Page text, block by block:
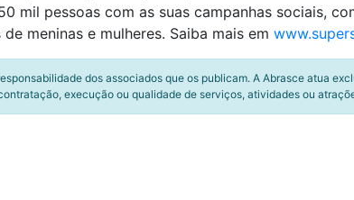
mil pessoas com as suas campanhas sociais,
meninas e mulheres. Saiba mais em
dos associados que os publicam. A Abrasce atua
execução ou qualidade de serviços, atividades ou